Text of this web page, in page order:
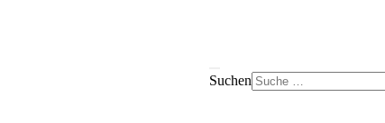
Suchen